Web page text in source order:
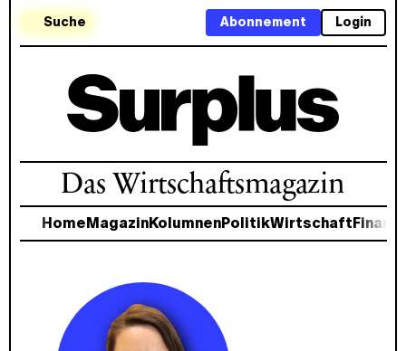
Suche Login
Abonnement
Das Wirtschaftsmagazin
Home MagazinKolumnenPolitikWirtschaft